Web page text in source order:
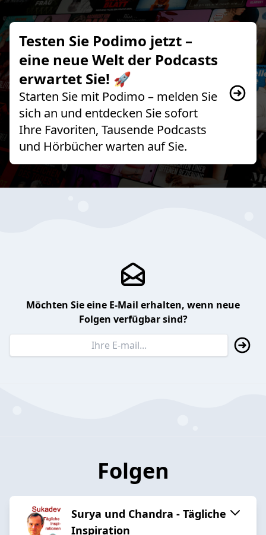
Testen Sie Podimo jetzt –
eine neue Welt der Podcasts
erwartet Sie! 🚀
Starten Sie mit Podimo – melden Sie
sich an und entdecken Sie sofort
Ihre Favoriten, Tausende Podcasts
und Hörbücher warten auf Sie.
Möchten Sie eine E-Mail erhalten, wenn neue
Folgen verfügbar sind?
Folgen
Surya und Chandra - Tägliche
Inspiration